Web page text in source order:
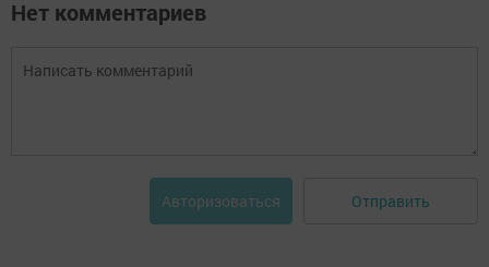
Нет комментариев
Авторизоваться Отправить